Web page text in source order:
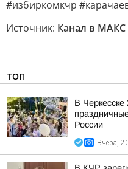
#избиркомкчр
Источник: Канал в
ТОП
В Черкесске
России
Вчера,